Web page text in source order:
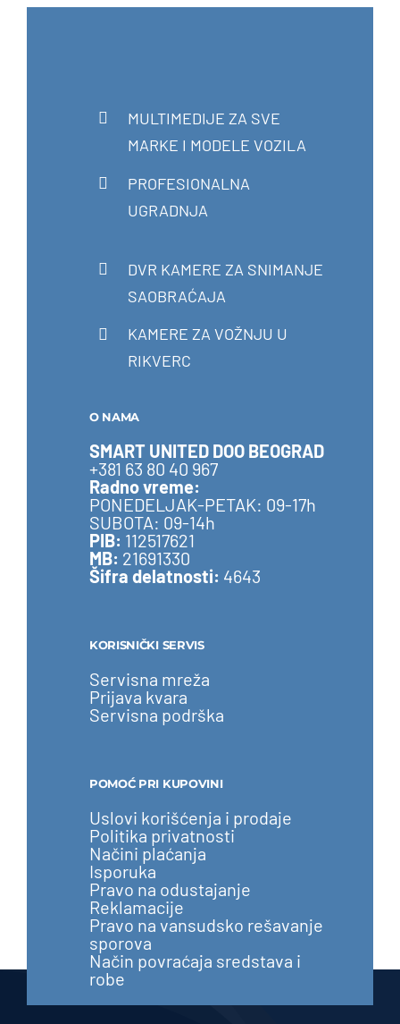
MULTIMEDIJE ZA SVE
MARKE I MODELE VOZILA
PROFESIONALNA
UGRADNJA
DVR KAMERE ZA SNIMANJE
SAOBRAĆAJA
KAMERE ZA VOŽNJU U
RIKVERC
O NAMA
SMART UNITED DOO BEOGRAD
+381 63 80 40 967
Radno vreme:
PONEDELJAK-PETAK: 09-17h
SUBOTA: 09-14h
PIB: 112517621
MB: 21691330
Šifra delatnosti: 4643
KORISNIČKI SERVIS
Servisna mreža
Prijava kvara
Servisna podrška
POMOĆ PRI KUPOVINI
Uslovi korišćenja i prodaje
Politika privatnosti
Načini plaćanja
Isporuka
Pravo na odustajanje
Reklamacije
Pravo na vansudsko rešavanje
sporova
Način povraćaja sredstava i
robe